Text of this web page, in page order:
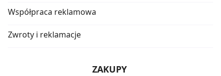
Współpraca reklamowa
Zwroty i reklamacje
ZAKUPY